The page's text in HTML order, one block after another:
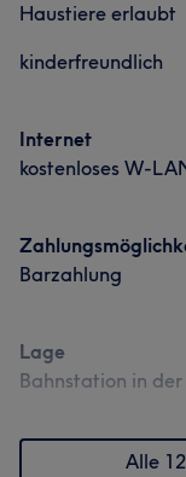
Haustiere erlaubt
kinderfreundlich
Internet
kostenloses W-
Barzahlung
Lage
Bahnstation in
Alle